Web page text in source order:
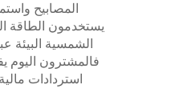
المصابيح
يستخدمون الطاقة
الشمسية البيئة
فالمشترون اليوم
استردادات